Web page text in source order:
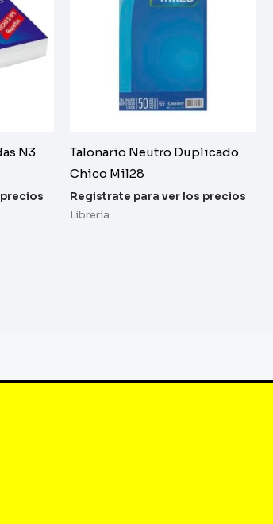
N3
Talonario Neutro Duplicado
Chico Mil28
Registrate para ver los precios
Librería